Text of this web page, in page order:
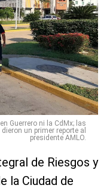
Guerrero ni la CdMx; las
un primer reporte al
presidente AMLO.
de Riesgos y
la Ciudad de